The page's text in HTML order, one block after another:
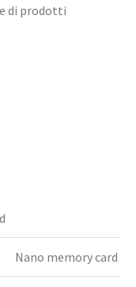
di prodotti
Nano memory card